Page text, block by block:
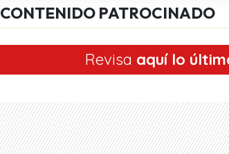
CONTENIDO PATROCINADO
Revisa aquí lo